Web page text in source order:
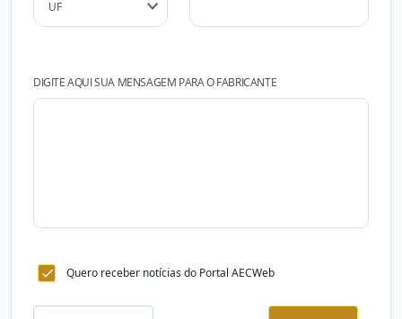
DIGITE AQUI SUA MENSAGEM PARA O FABRICANTE
Quero receber notícias do Portal AECWeb